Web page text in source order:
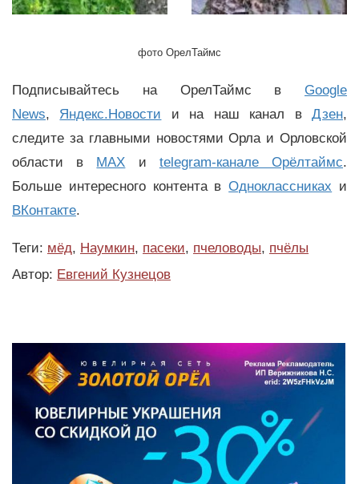
фото ОрелТаймс
Подписывайтесь на ОрелТаймс в Google
News, Яндекс.Новости и на наш канал вДзен,
следите за главными новостями Орла и Орловской
области в MAX и telegram-канале Орёлтаймс.
Больше интересного контента вОдноклассниках и
ВКонтакте.
Теги: мёд, Наумкин, пасеки, пчеловоды, пчёлы
Автор: Евгений Кузнецов